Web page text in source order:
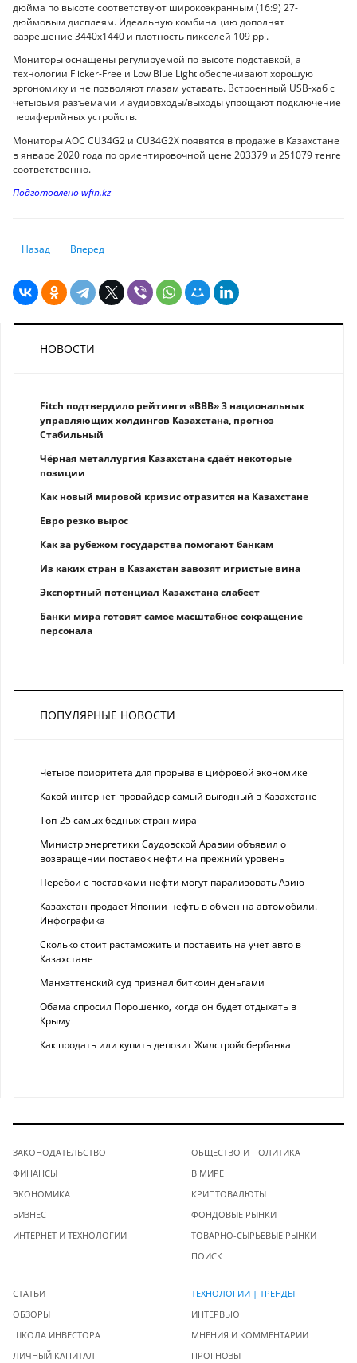
дюйма по высоте соответствуют широкоэкранным (16:9) 27-
дюймовым дисплеям. Идеальную комбинацию дополнят
разрешение 3440x1440 и плотность пикселей 109 ppi.
Мониторы оснащены регулируемой по высоте подставкой, а
технологии Flicker-Free и Low Blue Light обеспечивают хорошую
эргономику и не позволяют глазам уставать. Встроенный USB-хаб с
четырьмя разъемами и аудиовходы/выходы упрощают подключение
периферийных устройств.
Мониторы AOC CU34G2 и CU34G2X появятся в продаже в Казахстане
в январе 2020 года по ориентировочной цене 203379 и 251079 тенге
соответственно.
Подготовлено wfin.kz
Предыдущий: Исследователи обманули системы распознавания лиц
Назад Следующий: Пять ключевых трендов цифровой
Вперед
НОВОСТИ
Fitch подтвердило рейтинги «BBB» 3 национальных
управляющих холдингов Казахстана, прогноз
Стабильный
Чёрная металлургия Казахстана сдаёт некоторые
позиции
Как новый мировой кризис отразится на Казахстане
Eврo рeзкo вырос
Как за рубежом государства помогают банкам
Из каких стран в Казахстан завозят игристые вина
Экспортный потенциал Казахстана слабеет
Банки мира готовят самое масштабное сокращение
персонала
ПОПУЛЯРНЫЕ НОВОСТИ
Четыре приоритета для прорыва в цифровой экономике
Какой интернет-провайдер самый выгодный в Казахстане
Топ-25 самых бедных стран мира
Министр энергетики Саудовской Аравии объявил о
возвращении поставок нефти на прежний уровень
Перебои с поставками нефти могут парализовать Азию
Казахстан продает Японии нефть в обмен на автомобили.
Инфографика
Сколько стоит растаможить и поставить на учёт авто в
Казахстане
Манхэттенский суд признал биткоин деньгами
Обама спросил Порошенко, когда он будет отдыхать в
Крыму
Как продать или купить депозит Жилстройсбербанка
ЗАКОНОДАТЕЛЬСТВО
ФИНАНСЫ
ЭКОНОМИКА
БИЗНЕС
ИНТЕРНЕТ И ТЕХНОЛОГИИ
ОБЩЕСТВО И ПОЛИТИКА
В МИРЕ
КРИПТОВАЛЮТЫ
ФОНДОВЫЕ РЫНКИ
ТОВАРНО-СЫРЬЕВЫЕ РЫНКИ
ПОИСК
СТАТЬИ
ОБЗОРЫ
ШКОЛА ИНВЕСТОРА
ЛИЧНЫЙ КАПИТАЛ
ТЕХНОЛОГИИ | ТРЕНДЫ
ИНТЕРВЬЮ
МНЕНИЯ И КОММЕНТАРИИ
ПРОГНОЗЫ